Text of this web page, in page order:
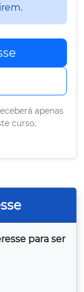
apenas
curso.
para ser